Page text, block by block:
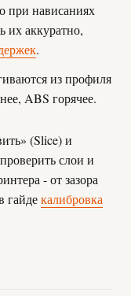
при нависаниях
их аккуратно,
.
из профиля
ABS горячее.
(Slice) и
слои и
- от зазора
гайдекалибровка